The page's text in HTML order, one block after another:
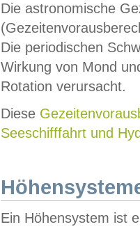
Die astronomische
Die periodischen
Wirkung von Mond
Rotation verursacht.
Diese
Seeschifffahrt und
Ein Höhensystem ist